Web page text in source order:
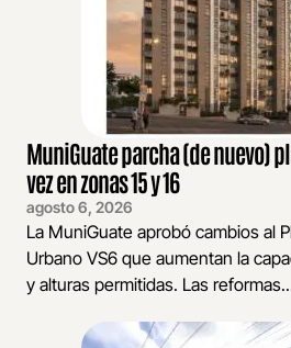
MuniGuate parcha (de nuevo)
vez en zonas 15 y 16
agosto 6, 2026
La MuniGuate aprobó cambios al
Urbano VS6 que aumentan la
y alturas permitidas. Las